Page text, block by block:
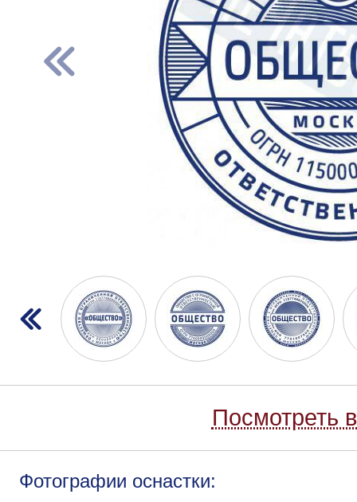
Посмотреть
Фотографии оснастки: